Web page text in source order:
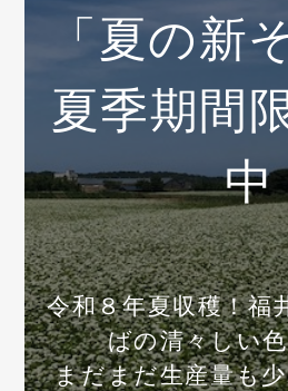
「夏の新
夏季期間
中
令和８年夏収穫！福
ばの清々しい
まだまだ生産量も